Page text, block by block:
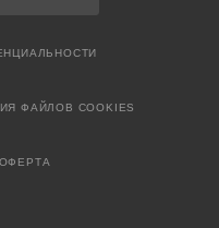
ФАЙЛОВ COOKIES